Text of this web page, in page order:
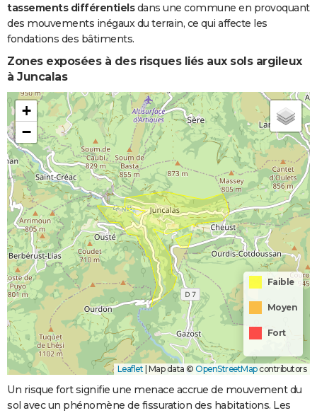
tassements différentielsdans une commune en provoquant
des mouvements inégaux du terrain, ce qui affecte les
fondations des bâtiments.
Zones exposées à des risques liés aux sols argileux
à Juncalas
+
−
Faible
Moyen
Fort
Leaflet Map data © OpenStreetMapcontributors
Un risque fort signifie une menace accrue de mouvement du
sol avec un phénomène de fissuration des habitations. Les